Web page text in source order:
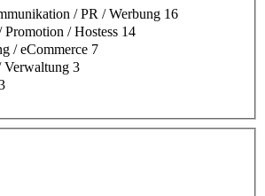
/ PR / Werbung 16
Promotion / Hostess 14
/ eCommerce 7
Verwaltung 3